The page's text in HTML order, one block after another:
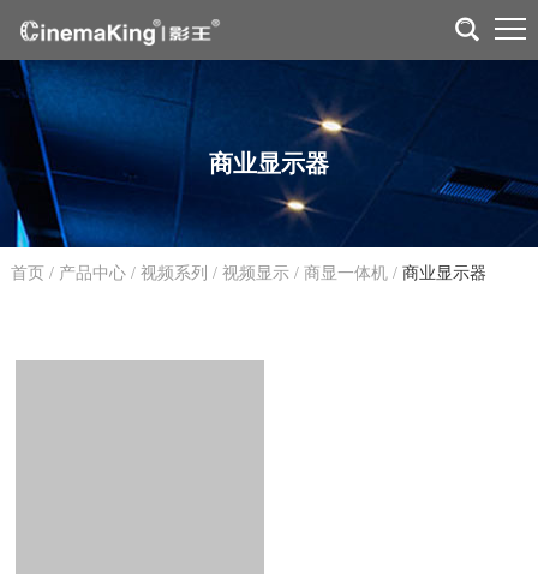
商业显示器
首页 / 产品中心/ 视频系列 / 视频显示/ 商显一体机/ 商业显示器